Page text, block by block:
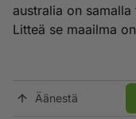
australia on samalla
Litteä se maailma
Äänestä